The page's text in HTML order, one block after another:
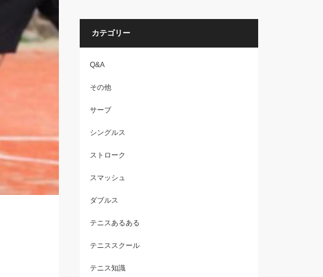
カテゴリー
Q&A
その他
サーブ
シングルス
ストローク
スマッシュ
ダブルス
テニスあるある
テニススクール
テニス知識